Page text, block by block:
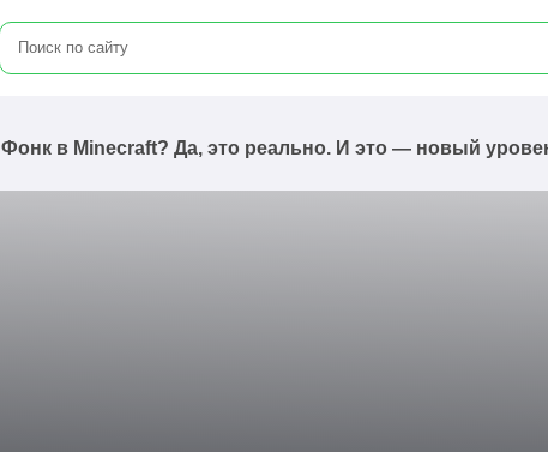
Фонк в Minecraft? Да, это реально. И это — новый